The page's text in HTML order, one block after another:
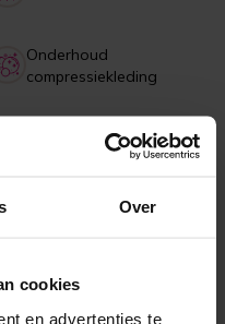
Over
cookies
en advertenties te
Onderhoud
compressiekleding
Betaling, levering,
retourneren, klachten
producten